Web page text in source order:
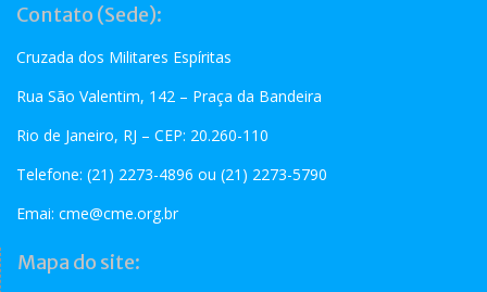
Contato (Sede):
Cruzada dos Militares Espíritas
Rua São Valentim, 142 – Praça da Bandeira
Rio de Janeiro, RJ – CEP: 20.260-110
Telefone: (21) 2273-4896 ou (21) 2273-5790
Emai: cme@cme.org.br
Mapa do site: